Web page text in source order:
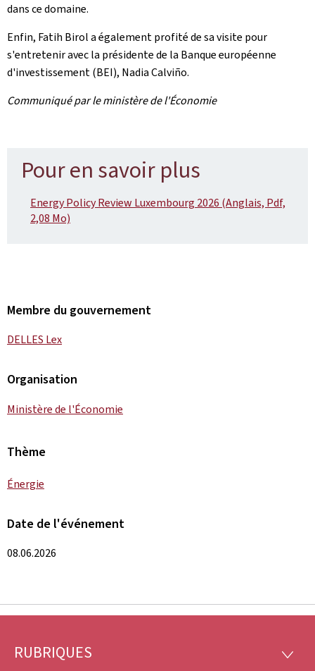
dans ce domaine.
Enfin, Fatih Birol a également profité de sa visite pour
s'entretenir avec la présidente de la Banque européenne
d'investissement (BEI), Nadia Calviño.
Communiqué par le ministère de l'Économie
Pour en savoir plus
Energy Policy Review Luxembourg 2026 (Anglais, Pdf,
2,08 Mo)
Membre du gouvernement
DELLES Lex
Organisation
Ministère de l'Économie
Thème
Énergie
Date de l'événement
08.06.2026
Pied
RUBRIQUES